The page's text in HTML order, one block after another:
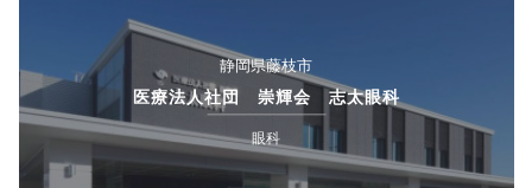
静岡県藤枝市
医療法人社団 崇輝会 志太眼科
眼科